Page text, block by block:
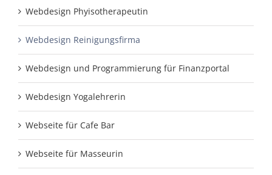
Webdesign Phyisotherapeutin
Webdesign Reinigungsfirma
Webdesign und Programmierung für Finanzportal
Webdesign Yogalehrerin
Webseite für Cafe Bar
Webseite für Masseurin